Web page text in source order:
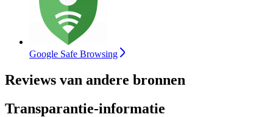
Google Safe Browsing
Reviews van andere bronnen
Transparantie-informatie